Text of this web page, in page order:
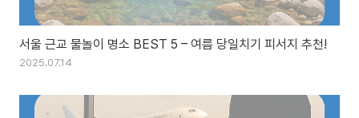
서울 근교 물놀이 명소 BEST 5 – 여름 당일치기 피서지 추천!
2025.07.14